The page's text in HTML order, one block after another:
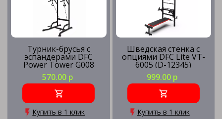
Турник-брусья c
эспандерами DFC
Power Tower G008
570.00 р
Купить в 1 клик
Шведская стенка с
опциями DFC Lite VT-
6005 (D-12345)
999.00 р
Купить в 1 клик